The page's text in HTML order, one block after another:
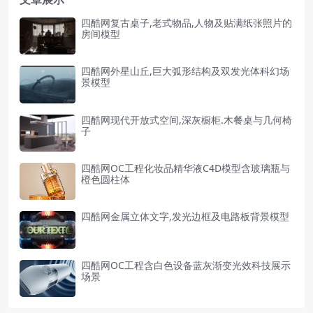
四酷网复古桌子,老式物品,人物及贴满纸张照片的
房间模型
四酷网外星山丘,巨大弧形结构及双发光体科幻场
景模型
四酷网现代开放式空间,深灰橱柜.木餐桌与几何椅
子
四酷网OC工程化妆品精华液C4D模型含玻璃瓶与
橙色圆柱体
四酷网金属立体文字,发光边框及电路板背景模型
四酷网OC工程含白色设备蓝灰渐变光效科技展示
场景